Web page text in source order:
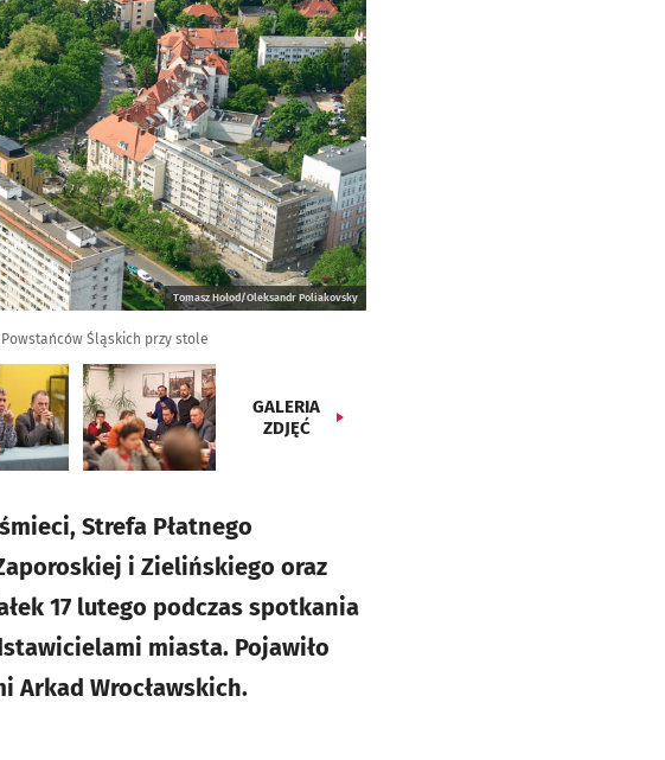
Tomasz Hołod/Oleksandr Poliakovsky
Śląskich przy stole
GALERIA
ZDJĘĆ
Strefa Płatnego
i Zielińskiego oraz
17 lutego podczas spotkania
miasta. Pojawiło
Arkad Wrocławskich.